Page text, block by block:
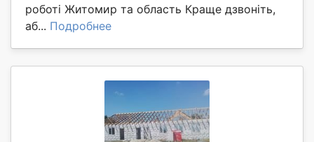
роботі Житомир та область Краще дзвоніть,
аб... Подробнее